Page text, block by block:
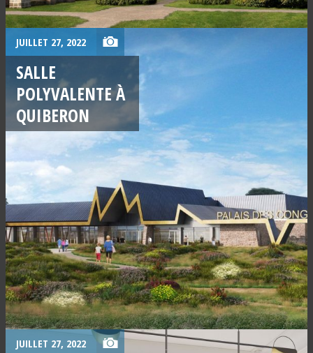
JUILLET 27, 2022
SALLE
POLYVALENTE À
QUIBERON
JUILLET 27, 2022